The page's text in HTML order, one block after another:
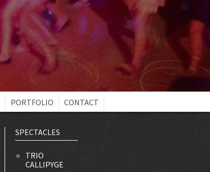
PORTFOLIO
CONTACT
SPECTACLES
TRIO
CALLIPYGE